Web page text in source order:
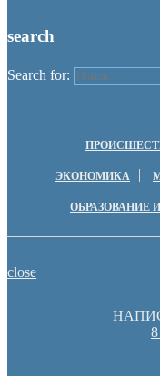
search
Search for:
ЭКОНОМИКА
ОБРАЗОВАНИЕ
close